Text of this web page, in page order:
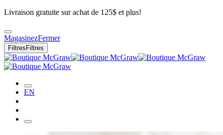
Livraison gratuite sur achat de 125$ et plus!
MagasinezFermer
Filtres Filtres
EN